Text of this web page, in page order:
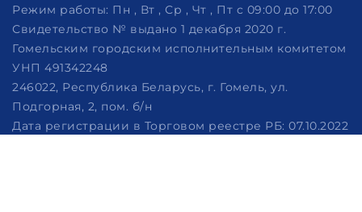
Режим работы: Пн , Вт , Ср , Чт , Пт c 09:00 до 17:00
Свидетельство № выдано 1 декабря 2020 г.
Гомельским городским исполнительным комитетом
УНП 491342248
246022, Республика Беларусь, г. Гомель, ул.
Подгорная, 2, пом. б/н
Дата регистрации в Торговом реестре РБ: 07.10.2022